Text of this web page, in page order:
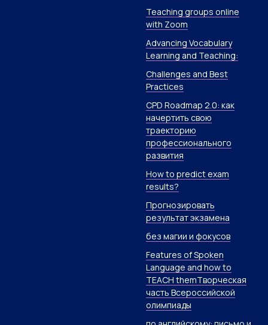
Teaching groups online
with Zoom
Advancing Vocabulary
Learning and Teaching:
Challenges and Best
Practices
CPD Roadmap 2.0: как
начертить свою
траекторию
профессионального
развития
How to predict exam
results?
Прогнозировать
результат экзамена
без магии и фокусов
Features of Spoken
Language and how to
TEACH themТворческая
часть Всероссийской
олимпиады